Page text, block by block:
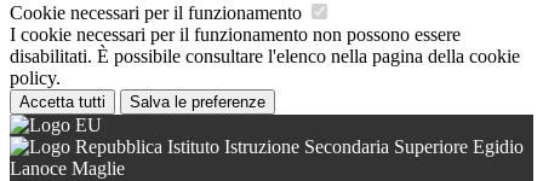
Cookie necessari per il funzionamento
I cookie necessari per il funzionamento non possono essere
disabilitati. È possibile consultare l'elenco nella pagina della cookie
policy.
Accetta tutti Salva le preferenze
Istituto Istruzione Secondaria Superiore Egidio
Lanoce Maglie